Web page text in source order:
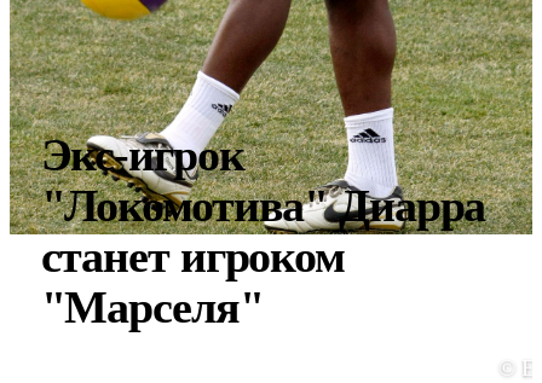
Экс-игрок
"Локомотива" Диарра
станет игроком
"Марселя"
©